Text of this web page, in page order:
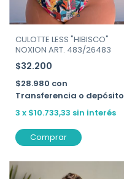
CULOTTE LESS "HIBISCO"
NOXION ART. 483/26483
$32.200
$28.980 con
Transferencia o depósito
3 x $10.733,33 sin interés
Comprar